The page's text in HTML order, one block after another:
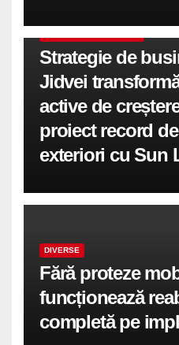
Strategie de
Jidvei
active de
proiect record
exteriori cu Sun
DIVERSE
Fără proteze
funcționează
completă pe